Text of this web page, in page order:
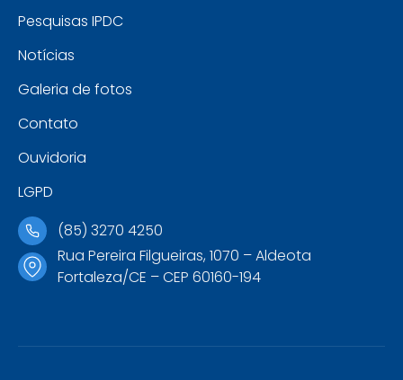
Pesquisas IPDC
Notícias
Galeria de fotos
Contato
Ouvidoria
LGPD
(85) 3270 4250
Rua Pereira Filgueiras, 1070 – Aldeota
Fortaleza/CE – CEP 60160-194